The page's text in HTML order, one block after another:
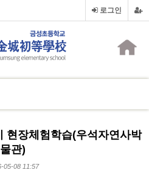
로그인
현장체험학습(우석자연사박
물관)
05-08 11:57